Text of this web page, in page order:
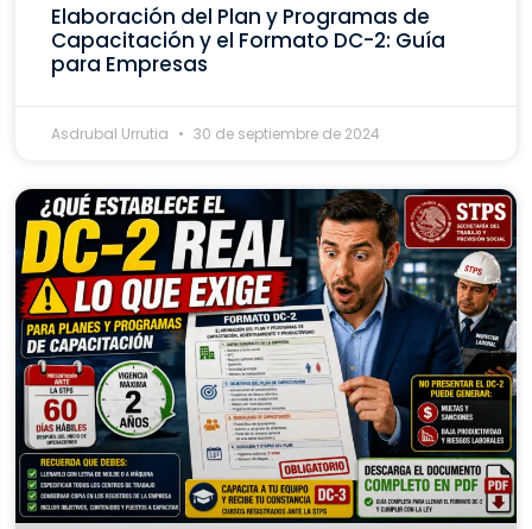
Elaboración del Plan y Programas de
Capacitación y el Formato DC-2: Guía
para Empresas
Asdrubal Urrutia 30 de septiembre de 2024